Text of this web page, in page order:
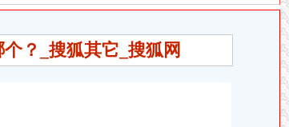
？_搜狐其它_搜狐网